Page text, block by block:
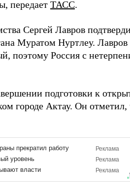
передает ТАСС.
Сергей Лавров
Муратом Нуртлеу. Лавров
поэтому Россия с
подготовки к
городе Актау. Он отметил,